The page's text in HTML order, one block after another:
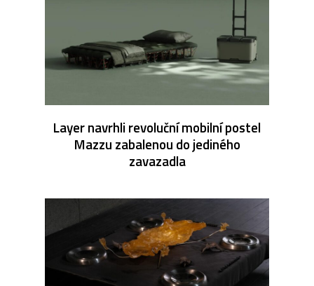
Layer navrhli revoluční mobilní postel
Mazzu zabalenou do jediného
zavazadla